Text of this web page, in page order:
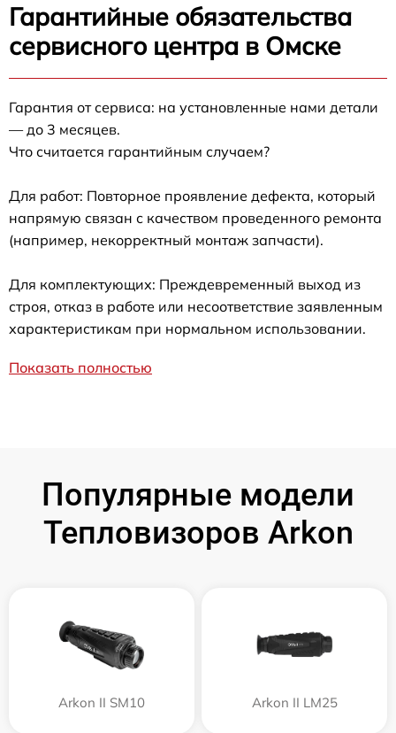
Гарантийные обязательства
сервисного центра в Омске
Гарантия от сервиса: на установленные нами детали
— до 3 месяцев.
Что считается гарантийным случаем?
Для работ: Повторное проявление дефекта, который
напрямую связан с качеством проведенного ремонта
(например, некорректный монтаж запчасти).
Для комплектующих: Преждевременный выход из
строя, отказ в работе или несоответствие заявленным
характеристикам при нормальном использовании.
Показать полностью
Популярные модели
Тепловизоров Arkon
Arkon II SM10 Arkon II LM25